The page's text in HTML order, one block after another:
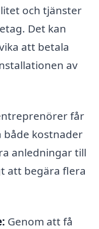
och tjänster
Det kan
att betala
av
får
kostnader
anledningar till
att begära flera
Genom att få